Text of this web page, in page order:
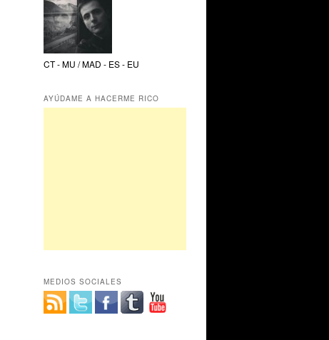
CT - MU / MAD - ES - EU
AYÚDAME A HACERME RICO
MEDIOS SOCIALES